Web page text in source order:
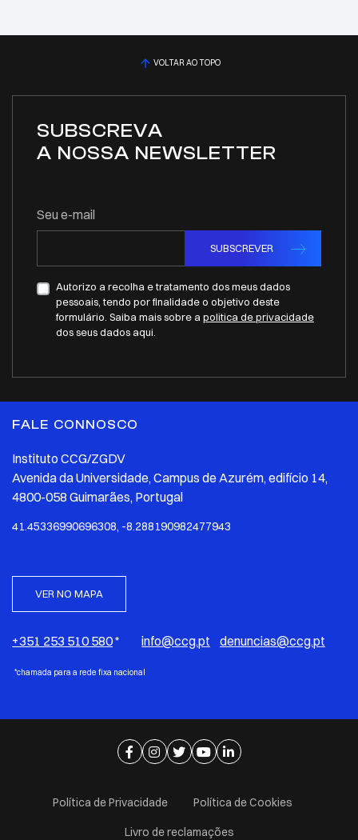
VOLTAR AO TOPO
SUBSCREVA
A NOSSA NEWSLETTER
Seu e-mail
SUBSCREVER
Autorizo a recolha e tratamento dos meus dados
pessoais, tendo por finalidade o objetivo deste
formulário. Saiba mais sobre a politica de privacidade
dos seus dados aqui.
FALE CONNOSCO
Instituto CCG/ZGDV
Avenida da Universidade, Campus de Azurém, edifício 14,
4800-058 Guimarães, Portugal
41.45336990696308, -8.288190982477943
VER NO MAPA
+351 253 510 580* info@ccg.pt denuncias@ccg.pt
*chamada para a rede fixa nacional
Ir para página de facebook
Ir para página de instagram
Ir para página de twitter
Ir para página de youtube
Ir para página de
Política de Privacidade Política de Cookies
Livro de reclamações